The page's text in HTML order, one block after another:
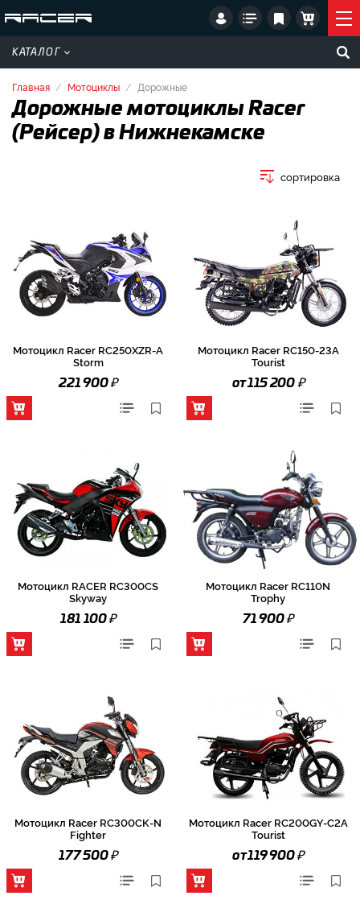
КАТАЛОГ
Главная Мотоциклы Дорожные
Дорожные мотоциклы Racer
(Рейсер) в Нижнекамске
сортировка
Мотоцикл Racer RC250XZR-A
Storm
221 900₽
Мотоцикл Racer RC150-23A
Tourist
от 115 200₽
Мотоцикл RACER RC300CS
Skyway
181 100₽
Мотоцикл Racer RC110N
Trophy
71 900₽
Мотоцикл Racer RC300CK-N
Fighter
177 500₽
Мотоцикл Racer RC200GY-C2A
Tourist
от 119 900₽